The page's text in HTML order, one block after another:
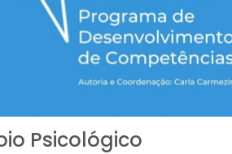
Psicológico